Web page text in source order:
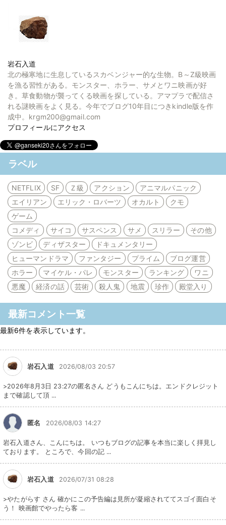
岩石入道
北の極寒地に生息しているスカベンジャー的な生物。B～Z級映画
を漁る習性がある。モンスター、ホラー、サメとワニ映画が好
き。草食動物が襲ってくる映画を探している。アマプラで配信さ
れる謎映画をよく見る。今年でブログ10年目につきkindle版を作
成中。krgm200@gmail.com
プロフィールにアクセス
ラベル
NETFLIX SF Ｚ級 アクション
アニマルパニック
エイリアン
エリック・ロバーツ オカルト
クモ
ゲーム
コメディ
サイコ サスペンス サメ スリラー
その他
ゾンビ
ディザスター
ドキュメンタリー
ヒューマンドラマ
ファンタジー プライム
ブログ運営
ホラー
マイケル・パレ モンスター ランキング
ワニ
悪魔
経済の話 芸術 殺人鬼 地震 珍作 殿堂入り
最新コメント一覧
最新6件を表示しています。
岩石入道 2026/08/03 20:57
>2026年8月3日 23:27の匿名さん どうもこんにちは。エンドクレジット
まで確認して頂 ...
匿名 2026/08/03 14:27
岩石入道さん、こんにちは。 いつもブログの記事を本当に楽しく拝見し
ております。 ところで、今回の記 ...
岩石入道 2026/07/31 08:28
>やたがらす さん 確かにこの予告編は見所が凝縮されててスゴイ面白そ
う！ 映画館でやったら客 ...